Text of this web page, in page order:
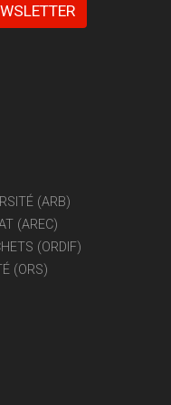
(ARB)
(AREC)
(ORDIF)
(ORS)